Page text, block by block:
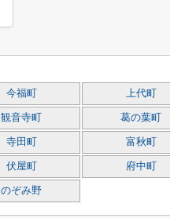
今福町 上代町
観音寺町 葛の葉町
寺田町 富秋町
伏屋町 府中町
のぞみ野